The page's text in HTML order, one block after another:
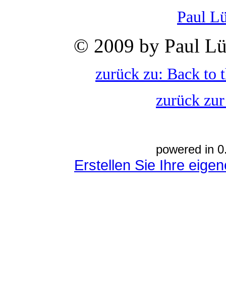
Paul
© 2009 by Paul
zurück zu: Back to
zurück
powered in
Erstellen Sie Ihre